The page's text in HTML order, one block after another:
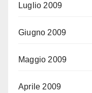
Luglio 2009
Giugno 2009
Maggio 2009
Aprile 2009